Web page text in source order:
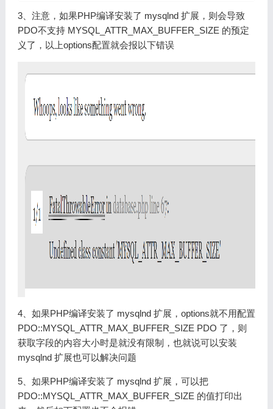
3、注意，如果PHP编译安装了 mysqlnd 扩展，则会导致
PDO不支持 MYSQL_ATTR_MAX_BUFFER_SIZE 的预定
义了，以上options配置就会报以下错误
4、如果PHP编译安装了 mysqlnd 扩展，options就不用配置
PDO::MYSQL_ATTR_MAX_BUFFER_SIZE PDO 了，则
获取字段的内容大小时是就没有限制，也就说可以安装
mysqlnd 扩展也可以解决问题
5、如果PHP编译安装了 mysqlnd 扩展，可以把
PDO::MYSQL_ATTR_MAX_BUFFER_SIZE 的值打印出